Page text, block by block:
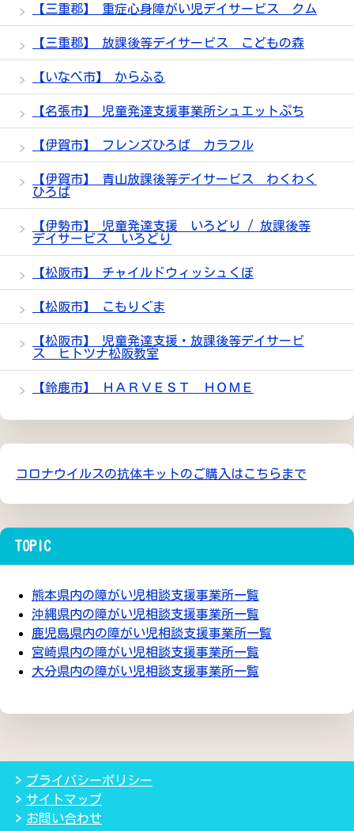
【三重郡】 重症心身障がい児デイサービス クム
【三重郡】 放課後等デイサービス こどもの森
【いなべ市】 からふる
【名張市】 児童発達支援事業所シュエットぷち
【伊賀市】 フレンズひろば カラフル
【伊賀市】 青山放課後等デイサービス わくわく
ひろば
【伊勢市】 児童発達支援 いろどり / 放課後等
デイサービス いろどり
【松阪市】 チャイルドウィッシュくぼ
【松阪市】 こもりぐま
【松阪市】 児童発達支援・放課後等デイサービ
ス ヒトツナ松阪教室
【鈴鹿市】 ＨＡＲＶＥＳＴ ＨＯＭＥ
コロナウイルスの抗体キットのご購入はこちらまで
TOPIC
熊本県内の障がい児相談支援事業所一覧
沖縄県内の障がい児相談支援事業所一覧
鹿児島県内の障がい児相談支援事業所一覧
宮崎県内の障がい児相談支援事業所一覧
大分県内の障がい児相談支援事業所一覧
プライバシーポリシー
サイトマップ
お問い合わせ